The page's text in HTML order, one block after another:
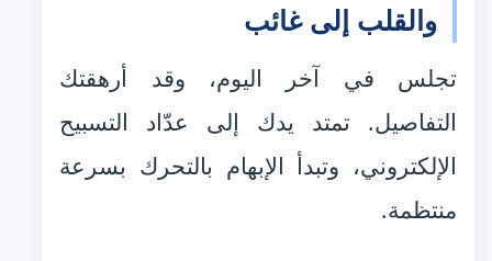
والقلب إلى غائب
تجلس في آخر اليوم، وقد أرهقتك
التفاصيل. تمتد يدك إلى عدّاد التسبيح
الإلكتروني، وتبدأ الإبهام بالتحرك بسرعة
منتظمة.